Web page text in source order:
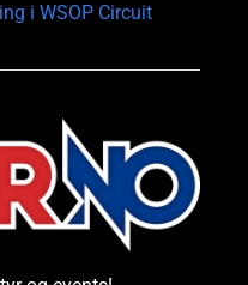
i WSOP Circuit